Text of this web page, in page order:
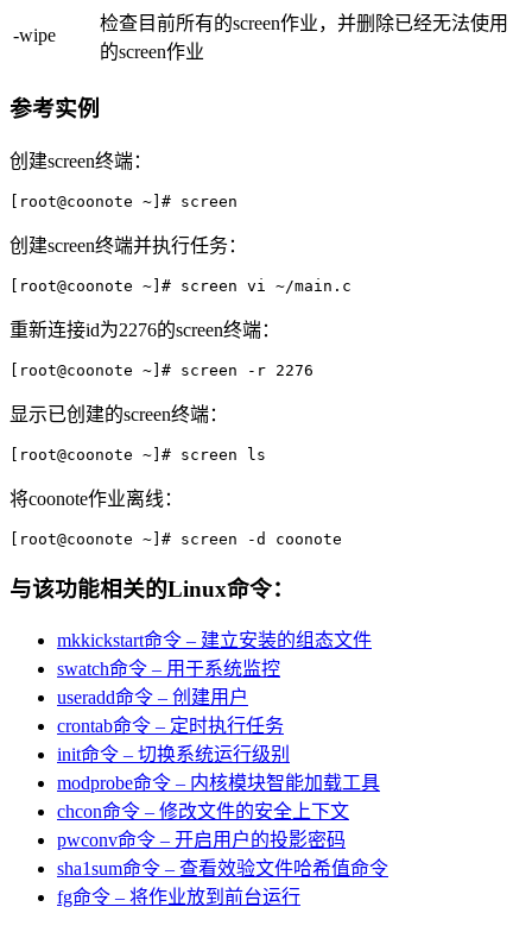
-wipe
检查目前所有的screen作业，并删除已经无法使用
的screen作业
参考实例
创建screen终端：
[root@coonote ~]# screen
创建screen终端并执行任务：
[root@coonote ~]# screen vi ~/main.c
重新连接id为2276的screen终端：
[root@coonote ~]# screen -r 2276
显示已创建的screen终端：
[root@coonote ~]# screen ls
将coonote作业离线：
[root@coonote ~]# screen -d coonote
与该功能相关的Linux命令：
mkkickstart命令 – 建立安装的组态文件
swatch命令 – 用于系统监控
useradd命令 – 创建用户
crontab命令 – 定时执行任务
init命令 – 切换系统运行级别
modprobe命令 – 内核模块智能加载工具
chcon命令 – 修改文件的安全上下文
pwconv命令 – 开启用户的投影密码
sha1sum命令 – 查看效验文件哈希值命令
fg命令 – 将作业放到前台运行